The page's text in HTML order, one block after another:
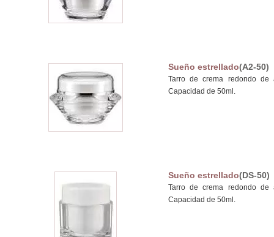
Sueño estrellado(A2-50)
Tarro de crema redondo
Capacidad de 50ml.
Sueño estrellado(DS-50)
Tarro de crema redondo
Capacidad de 50ml.